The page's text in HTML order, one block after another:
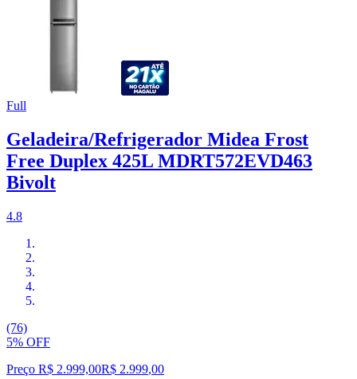
Full
Geladeira/Refrigerador Midea Frost
Free Duplex 425L MDRT572EVD463
Bivolt
4.8
(76)
5% OFF
Preço R$ 2.999,00R$ 2.999,00